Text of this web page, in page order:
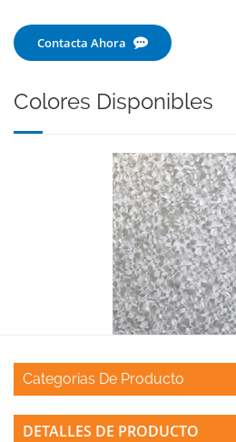
Contacta Ahora
Colores Disponibles
Categorías De Producto
DETALLES DE PRODUCTO